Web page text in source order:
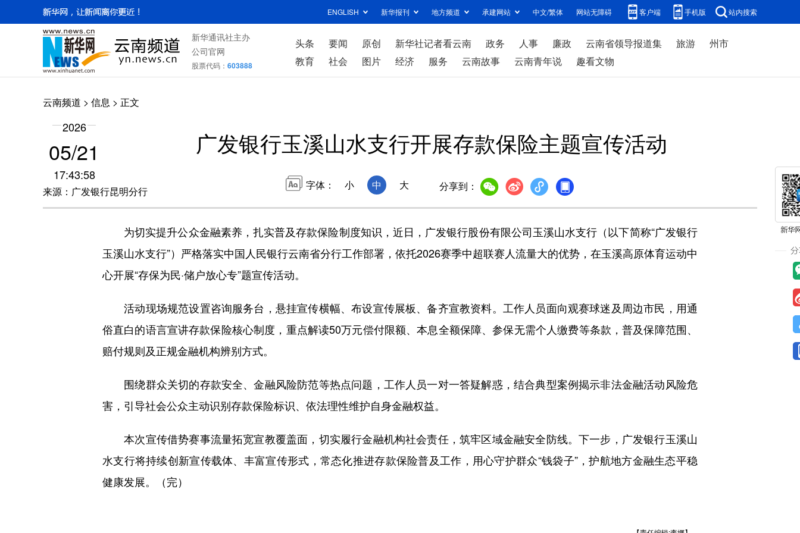
ENGLISH 新华报刊 地方频道 承建网站 中文/繁体 网站无障碍 客户端 手机版 站内搜索
新华通讯社主办
公司官网
股票代码： 603888
头条 要闻 原创 新华社记者看云南 政务 人事 廉政 云南省领导报道集 旅游
州市
教育
社会 图片 经济 服务 云南故事 云南青年说 趣看文物
云南频道 > 信息 > 正文
2026
05/21
17:43:58
来源：广发银行昆明分行
广发银行玉溪山水支行开展存款保险主题宣传活动
字体： 小 中 大 分享到：
为切实提升公众金融素养，扎实普及存款保险制度知识，近日，广发银行股份有限公司玉溪山水支行（以下简称“广发银行
玉溪山水支行”）严格落实中国人民银行云南省分行工作部署，依托2026赛季中超联赛人流量大的优势，在玉溪高原体育运动中
心开展“存保为民·储户放心专”题宣传活动。
活动现场规范设置咨询服务台，悬挂宣传横幅、布设宣传展板、备齐宣教资料。工作人员面向观赛球迷及周边市民，用通
俗直白的语言宣讲存款保险核心制度，重点解读50万元偿付限额、本息全额保障、参保无需个人缴费等条款，普及保障范围、
赔付规则及正规金融机构辨别方式。
围绕群众关切的存款安全、金融风险防范等热点问题，工作人员一对一答疑解惑，结合典型案例揭示非法金融活动风险危
害，引导社会公众主动识别存款保险标识、依法理性维护自身金融权益。
本次宣传借势赛事流量拓宽宣教覆盖面，切实履行金融机构社会责任，筑牢区域金融安全防线。下一步，广发银行玉溪山
水支行将持续创新宣传载体、丰富宣传形式，常态化推进存款保险普及工作，用心守护群众“钱袋子”，护航地方金融生态平稳
健康发展。（完）